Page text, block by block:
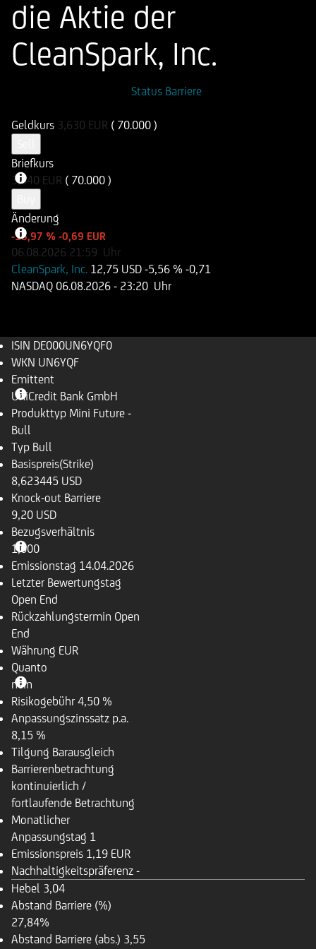
die Aktie der
CleanSpark, Inc.
Status Barriere
Geldkurs 3,630 EUR ( 70.000 )
Briefkurs
3,640 EUR ( 70.000 )
Änderung
-15,97 % -0,69 EUR
06.08.2026 21:59 Uhr
CleanSpark, Inc. 12,75 USD -5,56 % -0,71
NASDAQ 06.08.2026 - 23:20 Uhr
ISIN DE000UN6YQF0
WKN UN6YQF
Emittent
UniCredit Bank GmbH
Produkttyp Mini Future -
Bull
Typ Bull
Basispreis(Strike)
8,623445 USD
Knock-out Barriere
9,20 USD
Bezugsverhältnis
1,000
Emissionstag 14.04.2026
Letzter Bewertungstag
Open End
Rückzahlungstermin Open
End
Währung EUR
Quanto
nein
Risikogebühr 4,50 %
Anpassungszinssatz p.a.
8,15 %
Tilgung Barausgleich
Barrierenbetrachtung
kontinuierlich /
fortlaufende Betrachtung
Monatlicher
Anpassungstag 1
Emissionspreis 1,19 EUR
Nachhaltigkeitspräferenz -
Hebel 3,04
Abstand Barriere (%)
27,84%
Abstand Barriere (abs.) 3,55